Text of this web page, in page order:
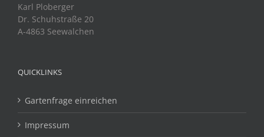
Karl Ploberger
Dr. Schuhstraße 20
A-4863 Seewalchen
QUICKLINKS
Gartenfrage einreichen
Impressum